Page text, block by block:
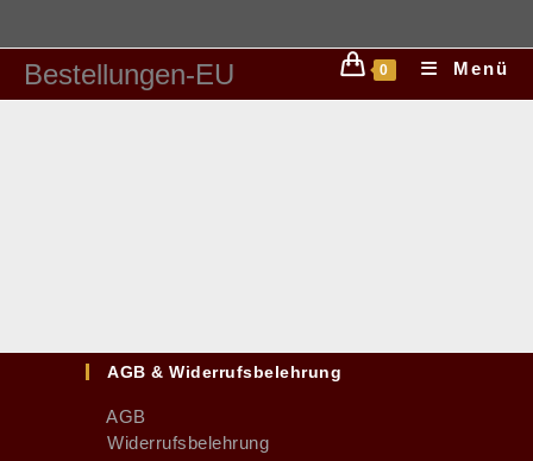
Bestellungen-EU 0 Menü
AGB & Widerrufsbelehrung
AGB
Widerrufsbelehrung